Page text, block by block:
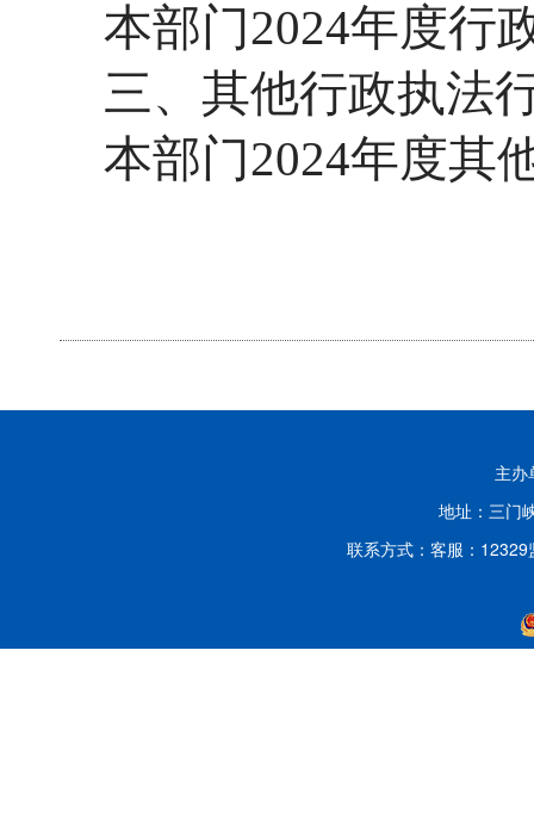
本部门2024年度行
三、其他行政执法
本部门2024年度其
主
地址：三门
联系方式：客服：